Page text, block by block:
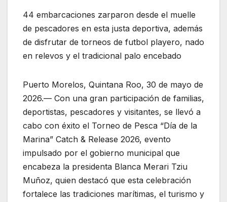
44 embarcaciones zarparon desde el muelle
de pescadores en esta justa deportiva, además
de disfrutar de torneos de futbol playero, nado
en relevos y el tradicional palo encebado
Puerto Morelos, Quintana Roo, 30 de mayo de
2026.— Con una gran participación de familias,
deportistas, pescadores y visitantes, se llevó a
cabo con éxito el Torneo de Pesca “Día de la
Marina” Catch & Release 2026, evento
impulsado por el gobierno municipal que
encabeza la presidenta Blanca Merari Tziu
Muñoz, quien destacó que esta celebración
fortalece las tradiciones marítimas, el turismo y